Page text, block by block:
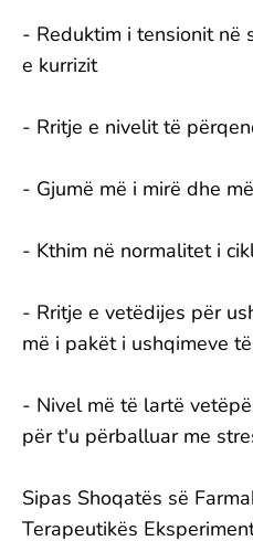
- Reduktim i tensionit në
e kurrizit
- Rritje e nivelit të
- Gjumë më i mirë dhe
- Kthim në normalitet i
- Rritje e vetëdijes për
më i pakët i ushqimeve
- Nivel më të lartë
për t'u përballuar me
Sipas Shoqatës së
Terapeutikës